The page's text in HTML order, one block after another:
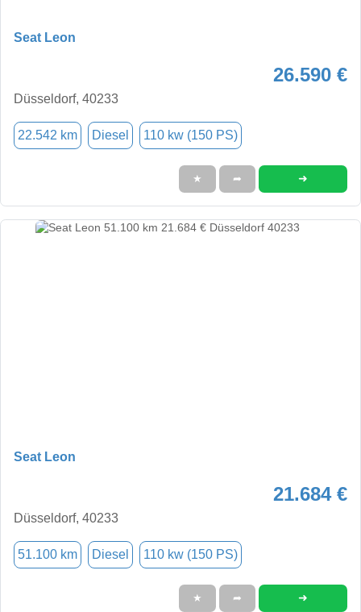
Seat Leon
26.590 €
Düsseldorf, 40233
22.542 km Diesel 110 kw (150 PS)
★ ➦ ➜
Seat Leon
21.684 €
Düsseldorf, 40233
51.100 km Diesel 110 kw (150 PS)
★ ➦ ➜